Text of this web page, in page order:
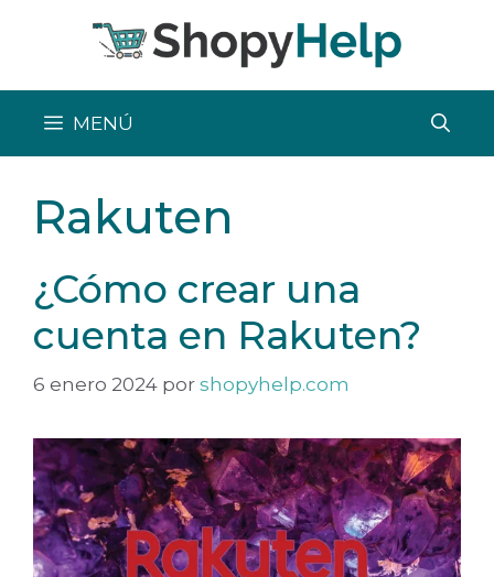
MENÚ
Rakuten
¿Cómo crear una
cuenta en Rakuten?
6 enero 2024 por shopyhelp.com